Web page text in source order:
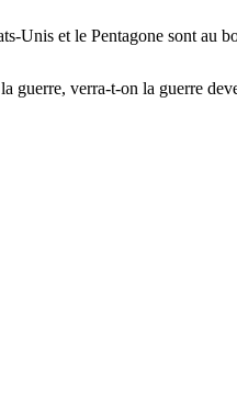
Unis et le Pentagone sont au
guerre, verra-t-on la guerre